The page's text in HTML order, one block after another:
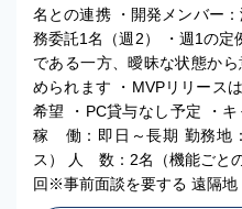
名との連携 ・開発メンバー
務委託1名（週2） ・週1の定
である一方、曖昧な状態か
められます ・MVPリリース
希望 ・PC貸与なし予定 ・
稼 働：即日～長期 勤務地
ス） 人 数：2名（機能ごと
回※事前面談を要する 遠隔地